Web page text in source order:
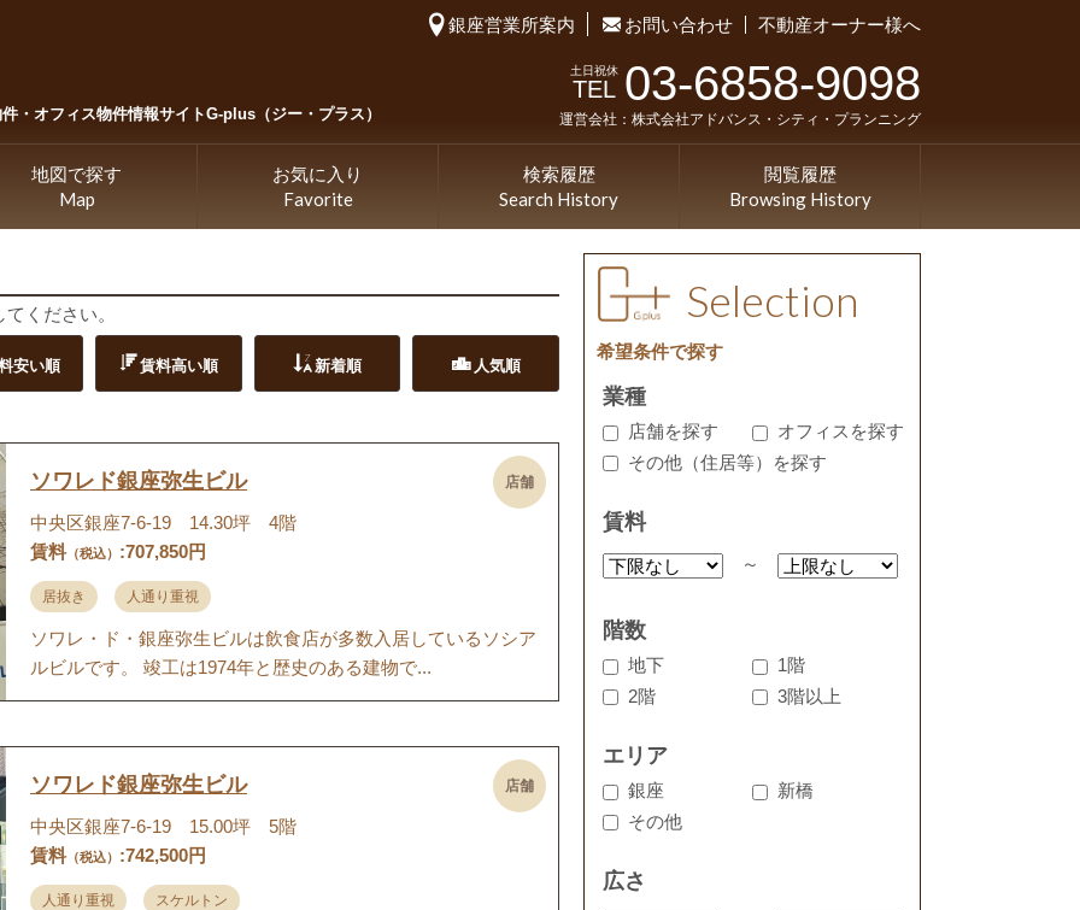
・ オフィス物件情報サイトG-plus（ジー・プラス）
銀座営業所案内 お問い合わせ 不動産オーナー様へ
土日祝休
TEL 03-6858-9098
運営会社：株式会社アドバンス・シティ・プランニング
地図で探す
Map
お気に入り
Favorite
検索履歴
Search History
閲覧履歴
Browsing History
ください。
安い順 賃料高い順 新着順 人気順
ソワレド銀座弥生ビル 店舗
中央区銀座7-6-19 14.30坪 4階
賃料 （税込） :707,850円
居抜き 人通り重視
ソワレ・ド・銀座弥生ビルは飲食店が多数入居しているソシア
ルビルです。 竣工は1974年と歴史のある建物で...
ソワレド銀座弥生ビル 店舗
中央区銀座7-6-19 15.00坪 5階
賃料 （税込） :742,500円
人通り重視 スケルトン
Selection
希望条件で探す
業種
店舗を探す
オフィスを探す
その他（住居等）を探す
賃料
～
階数
地下
1階
2階
3階以上
エリア
銀座
新橋
その他
広さ